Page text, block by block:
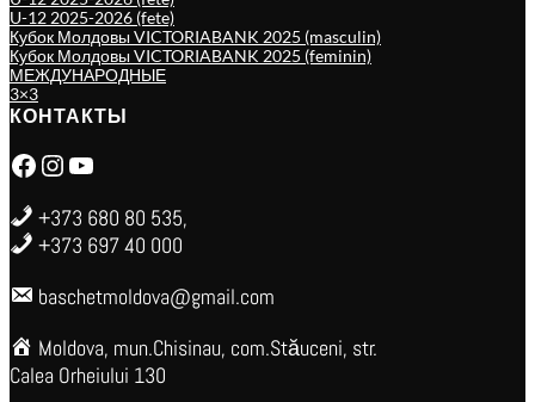
U-12 2025-2026 (fete)
Кубок Молдовы VICTORIABANK 2025 (masculin)
Кубок Молдовы VICTORIABANK 2025 (feminin)
МЕЖДУНАРОДНЫЕ
3×3
КОНТАКТЫ
Facebook Instagram YouTube
+373 680 80 535,
+373 697 40 000
baschetmoldova@gmail.com
Moldova, mun.Chisinau, com.Stăuceni, str.
Calea Orheiului 130